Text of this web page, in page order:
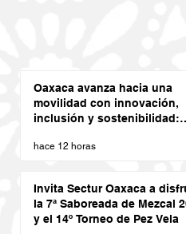
Oaxaca avanza hacia una
movilidad con innovación,
inclusión y sostenibilidad:
hace 12 horas
Invita Sectur Oaxaca a
la 7ª Saboreada de Mezcal
y el 14º Torneo de Pez Vela